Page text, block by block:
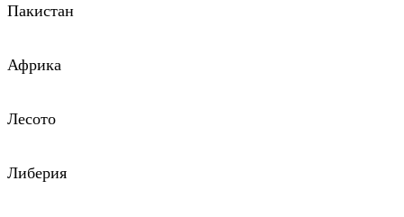
Пакистан
Африка
Лесото
Либерия